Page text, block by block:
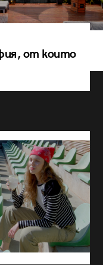
от които